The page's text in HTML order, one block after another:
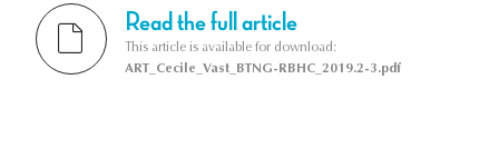
Read the full article
This article is available for download:
ART_Cecile_Vast_BTNG-RBHC_2019.2-3.pdf